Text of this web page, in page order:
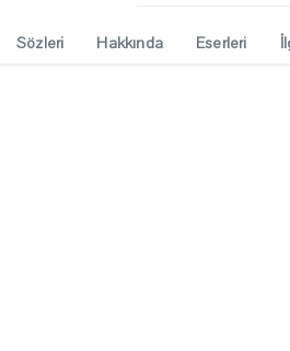
Sözleri Hakkında Eserleri